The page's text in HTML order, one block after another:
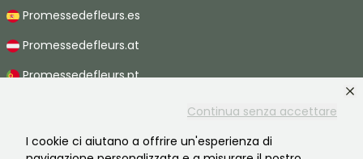
Continua senza accettare
I cookie ci aiutano a offrire un'esperienza di
Promessedefleurs.es
Promessedefleurs.at
Promessedefleurs.pt
Promessedefleurs.be